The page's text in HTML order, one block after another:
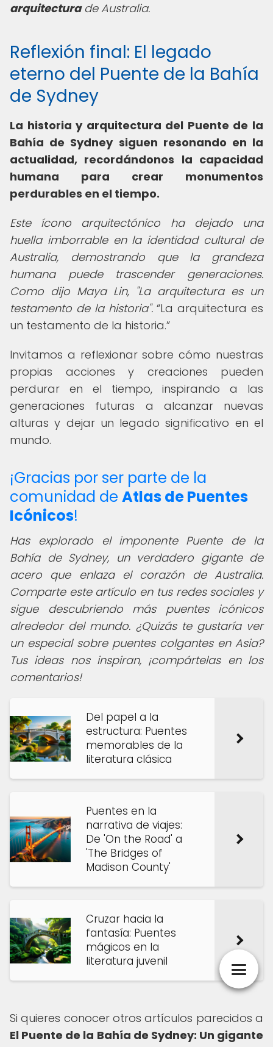
arquitecturade Australia.
Reflexión final: El legado
eterno del Puente de la Bahía
de Sydney
La historia y arquitectura del Puente de la
Bahía de Sydneysiguen resonando en la
actualidad, recordándonos la capacidad
humana para crear monumentos
perdurables en el tiempo.
Este ícono arquitectónico ha dejado una
huella imborrable en la identidad cultural de
Australia, demostrando que la grandeza
humana puede trascender generaciones.
Como dijo Maya Lin, "La arquitectura es un
testamento de la historia". La arquitectura es
un testamento de la historia.
Invitamos a reflexionar sobre cómo nuestras
propias acciones y creaciones pueden
perdurar en el tiempo, inspirando a las
generaciones futuras a alcanzar nuevas
alturas y dejar un legado significativo en el
mundo.
¡Gracias por ser parte de la
comunidad de Atlas de Puentes
Icónicos!
Has explorado el imponente Puente de la
Bahía de Sydney, un verdadero gigante de
acero que enlaza el corazón de Australia.
Comparte este artículo en tus redes sociales y
sigue descubriendo más puentes icónicos
alrededor del mundo. ¿Quizás te gustaría ver
un especial sobre puentes colgantes en Asia?
Tus ideas nos inspiran, ¡compártelas en los
comentarios!
Del papel a la
estructura: Puentes
memorables de la
literatura clásica
Puentes en la
narrativa de viajes:
De 'On the Road' a
'The Bridges of
Madison County'
Cruzar hacia la
fantasía: Puentes
mágicos en la
literatura juvenil
Si quieres conocer otros artículos parecidos a
El Puente de la Bahía de Sydney: Un gigante